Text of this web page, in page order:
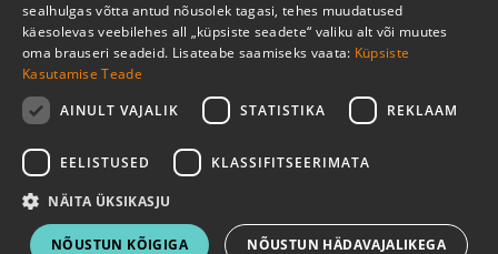
Liitu uudiskirjaga
Liitu uudiskirjaga
RUSSIAN
sealhulgas võtta antud nõusolek tagasi, tehes muudatused
käesolevas veebilehes all „küpsiste seadete“ valiku alt või muutes
oma brauseri seadeid. Lisateabe saamiseks vaata: Küpsiste
Kasutamise Teade
AINULT VAJALIK
STATISTIKA REKLAAM
EELISTUSED KLASSIFITSEERIMATA
NÄITA ÜKSIKASJU
NÕUSTUN KÕIGIGA NÕUSTUN HÄDAVAJALIKEGA